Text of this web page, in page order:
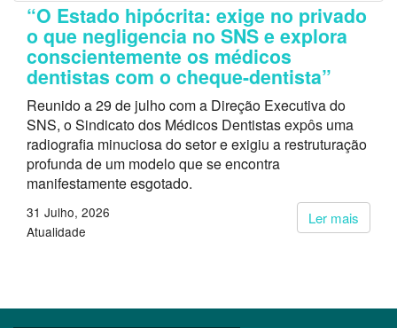
“O Estado hipócrita: exige no privado
o que negligencia no SNS e explora
conscientemente os médicos
dentistas com o cheque-dentista”
Reunido a 29 de julho com a Direção Executiva do
SNS, o Sindicato dos Médicos Dentistas expôs uma
radiografia minuciosa do setor e exigiu a restruturação
profunda de um modelo que se encontra
manifestamente esgotado.
Ler mais
31 Julho, 2026
Atualidade